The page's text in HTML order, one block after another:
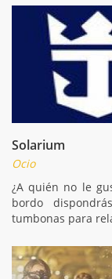
Solarium
Ocio
¿A quién no le
bordo
tumbonas para